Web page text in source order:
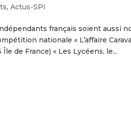
,Actus-SPI
français soient aussi
nationale « L’affaire
de France) « Les Lycéens, le...